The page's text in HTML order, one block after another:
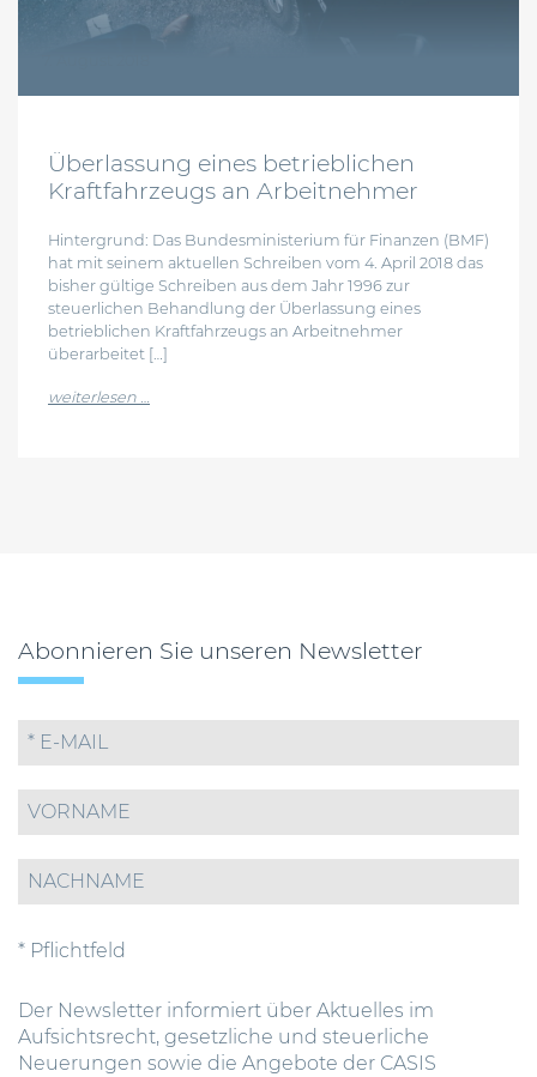
Überlassung eines betrieblichen
Kraftfahrzeugs an Arbeitnehmer
Hintergrund: Das Bundesministerium für Finanzen (BMF)
hat mit seinem aktuellen Schreiben vom 4. April 2018 das
bisher gültige Schreiben aus dem Jahr 1996 zur
steuerlichen Behandlung der Überlassung eines
betrieblichen Kraftfahrzeugs an Arbeitnehmer
überarbeitet […]
weiterlesen …
Abonnieren Sie unseren Newsletter
* Pflichtfeld
Der Newsletter informiert über Aktuelles im
Aufsichtsrecht, gesetzliche und steuerliche
Neuerungen sowie die Angebote der CASIS